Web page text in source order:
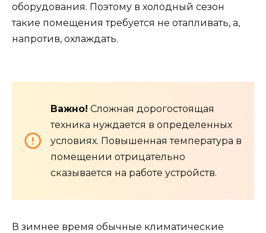
оборудования. Поэтому в холодный сезон
такие помещения требуется не отапливать, а,
напротив, охлаждать.
Важно! Сложная дорогостоящая
техника нуждается в определенных
условиях. Повышенная температура в
помещении отрицательно
сказывается на работе устройств.
В зимнее время обычные климатические